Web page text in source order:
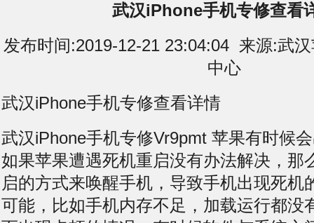
武汉iPhone手机专修查看
发布时间:2019-12-21 23:04:04 来源:武
中心
武汉iPhone手机专修查看详情
武汉iPhone手机专修Vr9pmt 苹果有时候
如果苹果遭遇死机重启没有办法解决，那
启的方式来唤醒手机，导致手机出现死机
可能，比如手机内存不足，加载运行都没